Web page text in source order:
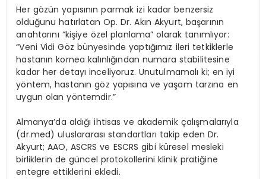
Her gözün yapısının parmak izi kadar benzersiz
olduğunu hatırlatan Op. Dr. Akın Akyurt, başarının
anahtarını “kişiye özel planlama” olarak tanımlıyor:
“Veni Vidi Göz bünyesinde yaptığımız ileri tetkiklerle
hastanın kornea kalınlığından numara stabilitesine
kadar her detayı inceliyoruz. Unutulmamalı ki; en iyi
yöntem, hastanın göz yapısına ve yaşam tarzına en
uygun olan yöntemdir.”
Almanya’da aldığı ihtisas ve akademik çalışmalarıyla
(dr.med) uluslararası standartları takip eden Dr.
Akyurt; AAO, ASCRS ve ESCRS gibi küresel mesleki
birliklerin de güncel protokollerini klinik pratiğine
entegre ettiklerini ekledi.